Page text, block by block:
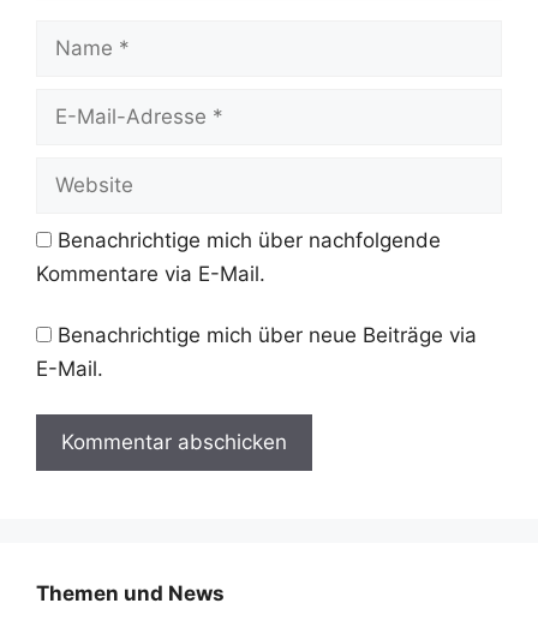
Name
Website
Benachrichtige mich über nachfolgende
Kommentare via E-Mail.
Benachrichtige mich über neue Beiträge via
E-Mail.
Themen und News